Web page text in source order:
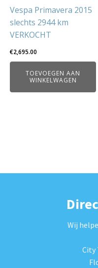
Vespa Primavera 2015
slechts 2944 km
VERKOCHT
€2,695.00
TOEVOEGEN AAN
WINKELWAGEN
Wij
City